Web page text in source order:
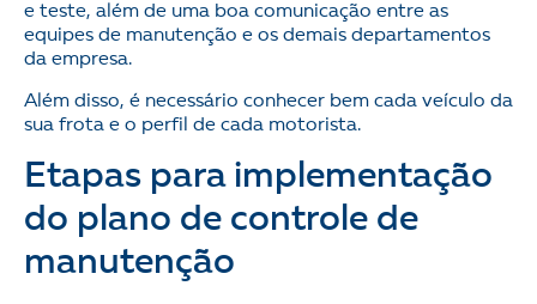
e teste, além de uma boa comunicação entre as
equipes de manutenção e os demais departamentos
da empresa.
Além disso, é necessário conhecer bem cada veículo da
sua frota e o perfil de cada motorista.
Etapas para implementação
do plano de controle de
manutenção